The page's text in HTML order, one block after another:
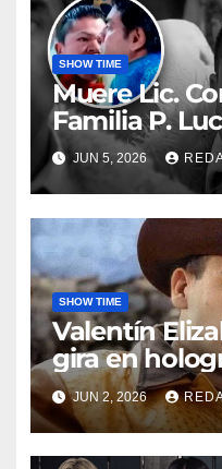
SHOW TIME
Muere Lic.
Familia P.
JUN 5, 2026
SHOW TIME
Valentín
gira en
JUN 2, 2026